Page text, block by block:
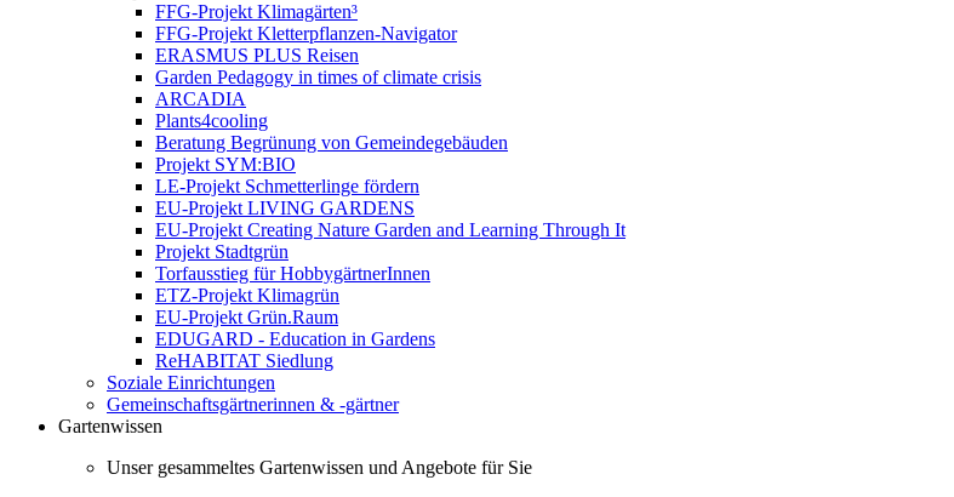
FFG-Projekt Klimagärten³
FFG-Projekt Kletterpflanzen-Navigator
ERASMUS PLUS Reisen
Garden Pedagogy in times of climate crisis
ARCADIA
Plants4cooling
Beratung Begrünung von Gemeindegebäuden
Projekt SYM:BIO
LE-Projekt Schmetterlinge fördern
EU-Projekt LIVING GARDENS
EU-Projekt Creating Nature Garden and Learning Through It
Projekt Stadtgrün
Torfausstieg für HobbygärtnerInnen
ETZ-Projekt Klimagrün
EU-Projekt Grün.Raum
EDUGARD - Education in Gardens
ReHABITAT Siedlung
Soziale Einrichtungen
Gemeinschaftsgärtnerinnen & -gärtner
Gartenwissen
Unser gesammeltes Gartenwissen und Angebote für Sie